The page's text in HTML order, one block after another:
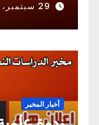
29 سبتمبر، 2025
أخبار المخبر